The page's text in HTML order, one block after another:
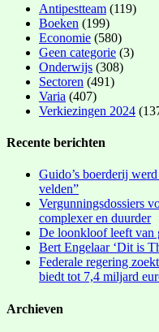
Antipestteam (119)
Boeken (199)
Economie (580)
Geen categorie (3)
Onderwijs (308)
Sectoren (491)
Varia (407)
Verkiezingen 2024
Recente berichten
Guido’s boerderij
velden”
Vergunningsdossiers
complexer en duurder
De loonkloof leeft van
Bert Engelaar ‘Dit is
Federale regering
biedt tot 7,4 miljard
Archieven